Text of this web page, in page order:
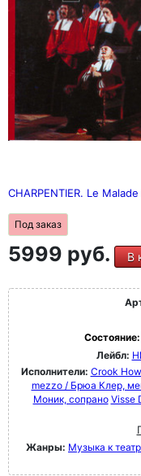
CHARPENTIER. Le
Под заказ
5999 руб. В
Состояние:
Лейбл:
Исполнители: Crook
mezzo / Брюа Клер,
Моник, сопрано Visse
Жанры: Музыка к